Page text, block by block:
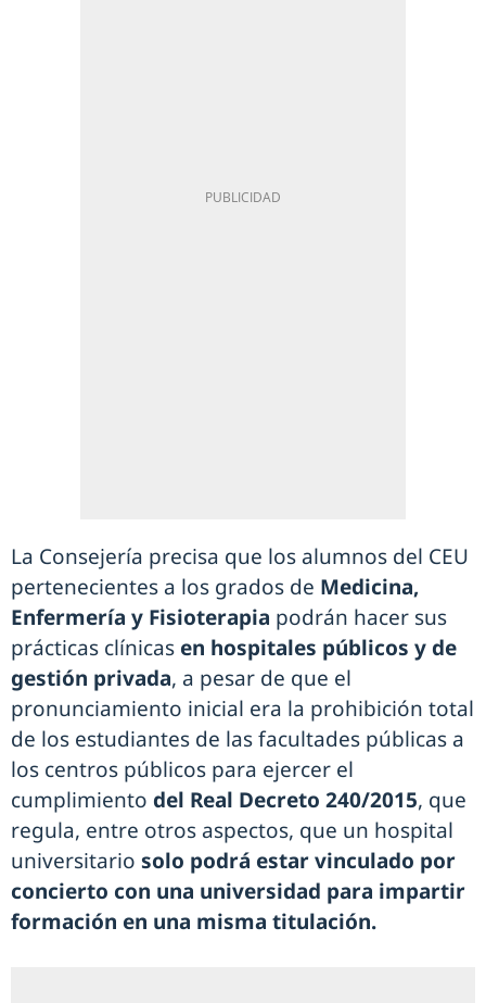
La Consejería precisa que los alumnos del CEU
pertenecientes a los grados de Medicina,
Enfermería y Fisioterapia podrán hacer sus
prácticas clínicas en hospitales públicos y de
gestión privada, a pesar de que el
pronunciamiento inicial era la prohibición total
de los estudiantes de las facultades públicas a
los centros públicos para ejercer el
cumplimiento del Real Decreto 240/2015, que
regula, entre otros aspectos, que un hospital
universitario solo podrá estar vinculado por
concierto con una universidad para impartir
formación en una misma titulación.